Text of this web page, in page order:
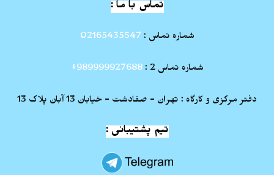
تماس با ما :
شماره تماس : 02165435547
شماره تماس 2 : 989999927688+
دفتر مرکزی و کارگاه : تهران - صفادشت - خیابان 13 آبان پلاک 13
تیم پشتیبانی :